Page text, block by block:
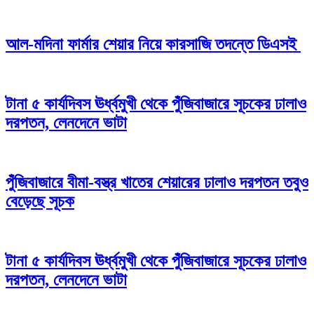
আল-মদিনা ফার্মার শেয়ার নিয়ে কারসাজি তদন্তে ডিএসই
টানা ৫ কার্যদিবস ঊর্ধ্বমুখী থেকে পুঁজিবাজারে সূচকের ঢালাও
দরপতন, লেনদেনে ভাটা
পুঁজিবাজারে বীমা-বস্ত্র খাতের শেয়ারের ঢালাও দরপতন তবুও
বেড়েছে সূচক
টানা ৫ কার্যদিবস ঊর্ধ্বমুখী থেকে পুঁজিবাজারে সূচকের ঢালাও
দরপতন, লেনদেনে ভাটা